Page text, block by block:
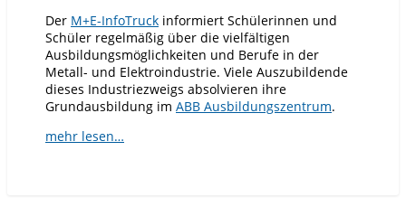
Der M+E-InfoTruck informiert Schülerinnen und
Schüler regelmäßig über die vielfältigen
Ausbildungsmöglichkeiten und Berufe in der
Metall- und Elektroindustrie. Viele Auszubildende
dieses Industriezweigs absolvieren ihre
Grundausbildung im ABB Ausbildungszentrum.
mehr lesen…